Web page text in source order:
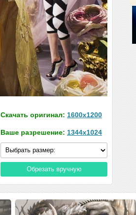
Скачать оригинал: 1600x1200
Ваше разрешение: 1344x1024
Обрезать вручную